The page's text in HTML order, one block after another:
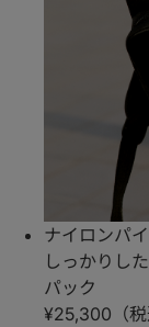
ナイロンパ
しっかりし
パック
¥25,300（税